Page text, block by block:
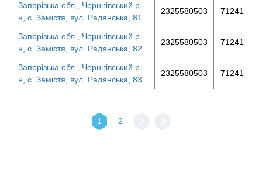
Запорізька обл., Чернігівський р-
н, с. Замістя, вул. Радянська, 81
2325580503 71241
Запорізька обл., Чернігівський р-
н, с. Замістя, вул. Радянська, 82
2325580503 71241
Запорізька обл., Чернігівський р-
н, с. Замістя, вул. Радянська, 83
2325580503 71241
1 2